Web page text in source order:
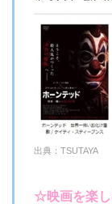
出典：TSUTAYA
☆映画を楽し